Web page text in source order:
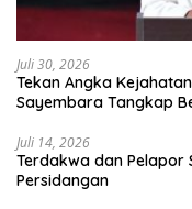
Juli 30, 2026
Tekan Angka
Sayembara Tangkap
Juli 14, 2026
Terdakwa dan Pelapor
Persidangan